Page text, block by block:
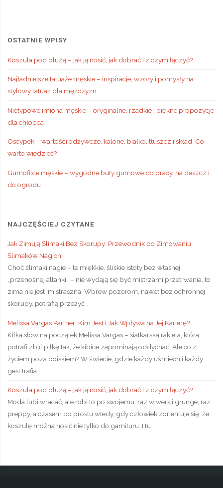
OSTATNIE WPISY
Koszula pod bluzą – jak ją nosić, jak dobrać i z czym łączyć?
Najładniejsze tatuaże męskie – inspiracje, wzory i pomysły na
stylowy tatuaż dla mężczyzn
Nietypowe imiona męskie – oryginalne, rzadkie i piękne propozycje
dla chłopca
Oscypek – wartości odżywcze, kalorie, białko, tłuszcz i skład. Co
warto wiedzieć?
Gumofilce męskie – wygodne buty gumowe do pracy, na deszcz i
do ogrodu
NAJCZĘŚCIEJ CZYTANE
Jak Zimują Ślimaki Bez Skorupy: Przewodnik po Zimowaniu
Ślimaków Nagich
Choć ślimaki nagie – te miękkie, śliskie istoty bez własnej
„przenośnej altanki” – nie wydają się być mistrzami przetrwania, to
zima nie jest im straszna. Wbrew pozorom, nawet bez ochronnej
skorupy, potrafią przeżyć …
Melissa Vargas Partner: Kim Jest i Jak Wpływa na Jej Karierę?
Kilka słów na początek Melissa Vargas – siatkarska rakieta, która
potrafi zbić piłkę tak, że kibice zapominają oddychać. Ale co z
życiem poza boiskiem? W świecie, gdzie każdy uśmiech i każdy
gest trafia …
Koszula pod bluzą – jak ją nosić, jak dobrać i z czym łączyć?
Moda lubi wracać, ale robi to po swojemu: raz w wersji grunge, raz
preppy, a czasem po prostu wtedy, gdy człowiek zorientuje się, że
koszulę można nosić nie tylko do garnituru. I tu …